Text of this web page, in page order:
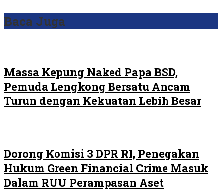
Baca Juga
Massa Kepung Naked Papa BSD,
Pemuda Lengkong Bersatu Ancam
Turun dengan Kekuatan Lebih Besar
Dorong Komisi 3 DPR RI, Penegakan
Hukum Green Financial Crime Masuk
Dalam RUU Perampasan Aset